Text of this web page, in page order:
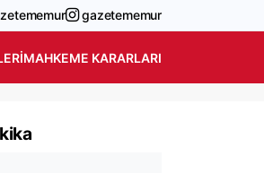
gazetememur
MAHKEME KARARLARI